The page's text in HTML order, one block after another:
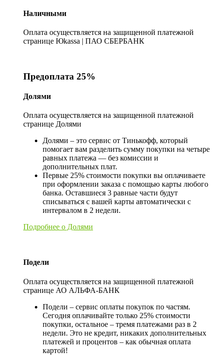
Наличными
Оплата осуществляется на защищенной платежной
странице Юkassa | ПАО СБЕРБАНК
Предоплата 25%
Долями
Оплата осуществляется на защищенной платежной
странице Долями
Долями – это сервис от Тинькофф, который
помогает вам разделить сумму покупки на четыре
равных платежа — без комиссии и
дополнительных плат.
Первые 25% стоимости покупки вы оплачиваете
при оформлении заказа с помощью карты любого
банка. Оставшиеся 3 равные части будут
списываться с вашей карты автоматически с
интервалом в 2 недели.
Подробнее о Долями
Подели
Оплата осуществляется на защищенной платежной
странице АО АЛЬФА-БАНК
Подели – сервис оплаты покупок по частям.
Сегодня оплачивайте только 25% стоимости
покупки, остальное – тремя платежами раз в 2
недели. Это не кредит, никаких дополнительных
платежей и процентов – как обычная оплата
картой!